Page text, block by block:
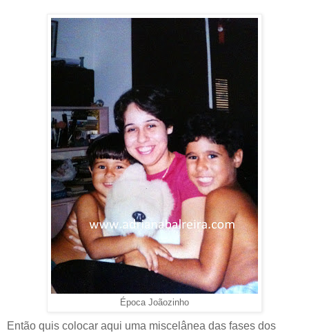
Época Joãozinho
Então quis colocar aqui uma miscelânea das fases dos